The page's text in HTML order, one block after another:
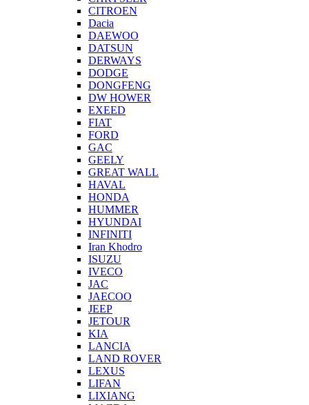
CITROEN
Dacia
DAEWOO
DATSUN
DERWAYS
DODGE
DONGFENG
DW HOWER
EXEED
FIAT
FORD
GAC
GEELY
GREAT WALL
HAVAL
HONDA
HUMMER
HYUNDAI
INFINITI
Iran Khodro
ISUZU
IVECO
JAC
JAECOO
JEEP
JETOUR
KIA
LANCIA
LAND ROVER
LEXUS
LIFAN
LIXIANG